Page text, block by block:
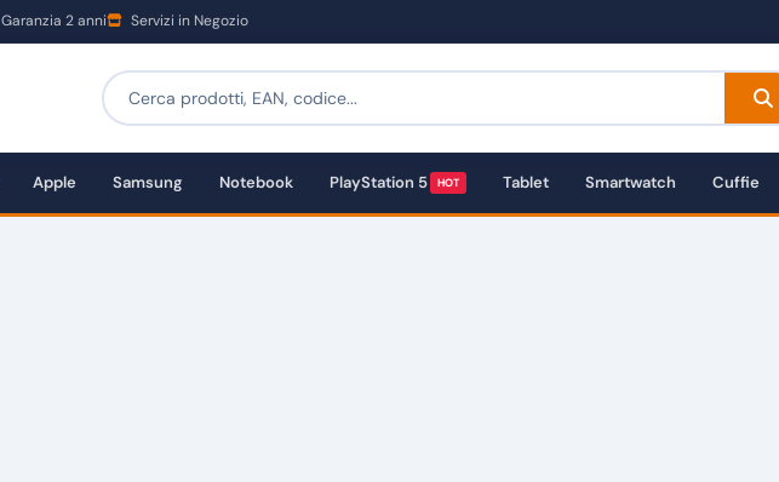
Garanzia 2 anni Servizi in Negozio
Apple Samsung Notebook PlayStation 5 HOT Tablet Smartwatch Cuffie